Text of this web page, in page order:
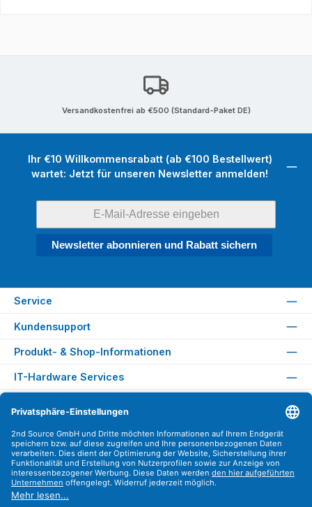
Versandkostenfrei ab €500 (Standard-Paket DE)
Ihr €10 Willkommensrabatt (ab €100 Bestellwert)
wartet: Jetzt für unseren Newsletter anmelden!
Newsletter abonnieren und Rabatt sichern
Service
Kundensupport
Produkt- & Shop-Informationen
IT-Hardware Services
Versandarten
Zahlungsarten
Sicher Einkaufen
Find us on